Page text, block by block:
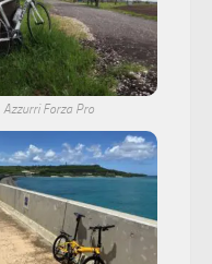
Azzurri Forza Pro